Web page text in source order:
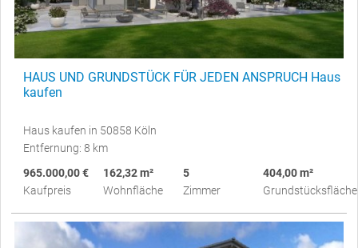
HAUS UND GRUNDSTÜCK FÜR JEDEN ANSPRUCH Haus
kaufen
Haus kaufen in 50858 Köln
Entfernung: 8 km
965.000,00 €
Kaufpreis
162,32 m²
Wohnfläche
5
Zimmer
404,00 m²
Grundstücksfläche